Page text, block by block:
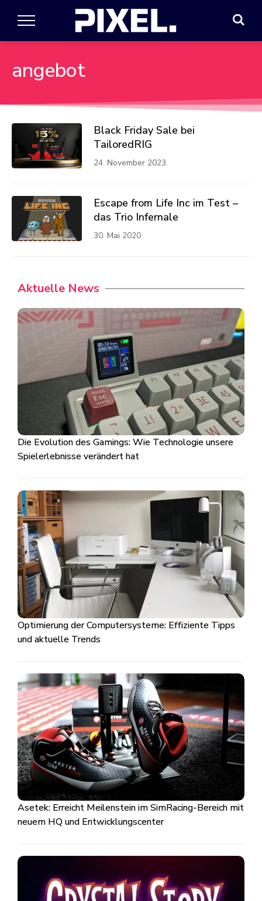
angebot
Black Friday Sale bei
TailoredRIG
24. November 2023
Escape from Life Inc im Test –
das Trio Infernale
30. Mai 2020
Aktuelle News
Die Evolution des Gamings: Wie Technologie unsere
Spielerlebnisse verändert hat
Optimierung der Computersysteme: Effiziente Tipps
und aktuelle Trends
Asetek: Erreicht Meilenstein im SimRacing-Bereich mit
neuem HQ und Entwicklungscenter